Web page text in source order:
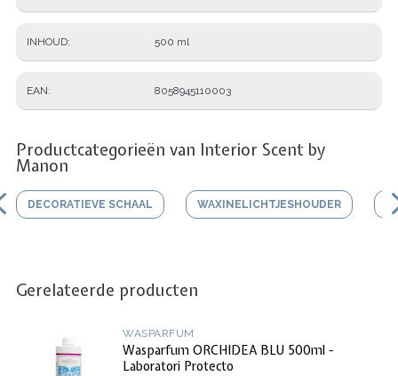
INHOUD 500 ml
EAN 8058945110003
Productcategorieën van Interior Scent by
Manon
DECORATIEVE SCHAAL WAXINELICHTJESHOUDER
Gerelateerde producten
WASPARFUM
Wasparfum ORCHIDEA BLU 500ml -
Laboratori Protecto